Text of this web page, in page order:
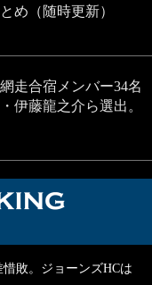
め（随時更新）
走合宿メンバー34名
伊藤龍之介ら選出。
惜敗。ジョーンズHCは